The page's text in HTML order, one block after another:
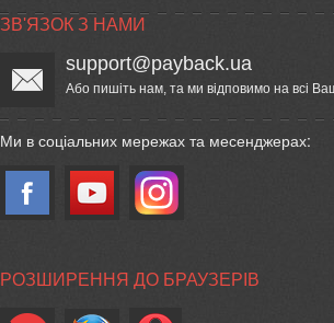
ЗВ'ЯЗОК З НАМИ
support@payback.ua
Або пишіть нам, та ми відповимо на всі
Ми в соціальних мережах та месенджерах:
РОЗШИРЕННЯ ДО БРАУЗЕРІВ